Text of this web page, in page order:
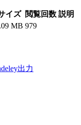
イズ 閲覧回数 説明
MB 979
出力